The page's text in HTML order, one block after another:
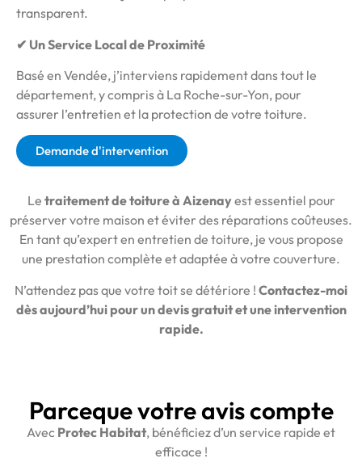
transparent.
✔ Un Service Local de Proximité
Basé en Vendée, j’interviens rapidement dans tout le
département, y compris à La Roche-sur-Yon, pour
assurer l’entretien et la protection de votre toiture.
Demande d'intervention
Le traitement de toiture à Aizenayest essentiel pour
préserver votre maison et éviter des réparations coûteuses.
En tant qu’expert en entretien de toiture, je vous propose
une prestation complète et adaptée à votre couverture.
N’attendez pas que votre toit se détériore ! Contactez-moi
dès aujourd’hui pour un devis gratuit et une intervention
rapide.
Parceque votre avis compte
Avec Protec Habitat, bénéficiez d’un service rapide et
efficace !